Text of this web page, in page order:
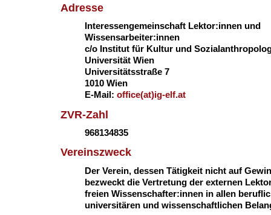
Adresse
Interessengemeinschaft Lektor:innen und
Wissensarbeiter:innen
c/o Institut für Kultur und
Universität Wien
Universitätsstraße 7
1010 Wien
E-Mail: office(at)ig-elf.at
ZVR-Zahl
968134835
Vereinszweck
Der Verein, dessen Tätigkeit nicht auf
bezweckt die Vertretung der externen
freien Wissenschafter:innen in allen
universitären und wissenschaftlichen